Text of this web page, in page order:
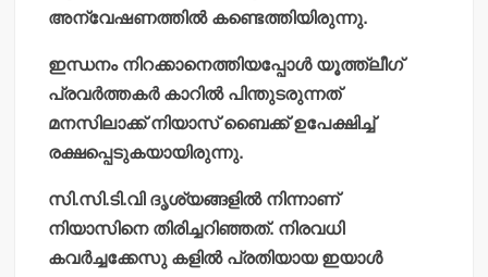
അന്വേഷണത്തില്‍ കണ്ടെത്തിയിരുന്നു.
ഇന്ധനം നിറക്കാനെത്തിയപ്പോള്‍ യൂത്ത്‌ലീഗ്
പ്രവര്‍ത്തകര്‍ കാറില്‍ പിന്തുടരുന്നത്
മനസിലാക്ക് നിയാസ് ബൈക്ക് ഉപേക്ഷിച്ച്
രക്ഷപ്പെടുകയായിരുന്നു.
സി.സി.ടി.വി ദൃശ്യങ്ങളില്‍ നിന്നാണ്
നിയാസിനെ തിരിച്ചറിഞ്ഞത്. നിരവധി
കവര്‍ച്ചക്കേസു കളില്‍ പ്രതിയായ ഇയാള്‍